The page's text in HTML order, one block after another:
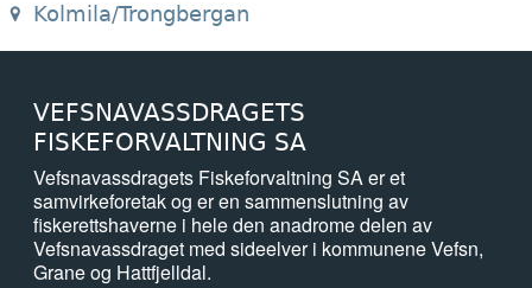
Kolmila/Trongbergan
VEFSNAVASSDRAGETS
FISKEFORVALTNING SA
Vefsnavassdragets Fiskeforvaltning SA er et
samvirkeforetak og er en sammenslutning av
fiskerettshaverne i hele den anadrome delen av
Vefsnavassdraget med sideelver i kommunene Vefsn,
Grane og Hattfjelldal.